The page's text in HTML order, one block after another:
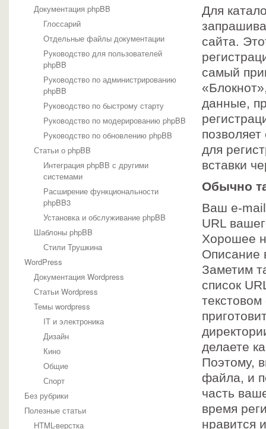
Документация phpBB
Глоссарий
Отдельные файлы документации
Руководство для пользователей
phpBB
Руководство по администрированию
phpBB
Руководство по быстрому старту
Руководство по модерированию phpBB
Руководство по обновлению phpBB
Статьи о phpBB
Интеграция phpBB с другими
системами
Расширение функциональности
phpBB3
Установка и обслуживание phpBB
Шаблоны phpBB
Стили Трушкина
WordPress
Документация Wordpress
Статьи Wordpress
Темы wordpress
IT и электроника
Дизайн
Кино
Общие
Спорт
Без рубрики
Полезные статьи
HTML-верстка
Для
сайта.
самый
данные,
для
вставки
Обычно
Ваш e-
URL
Хорошее
Описание
Заметим
список
делаете
Поэтому,
файла, и
часть
время
нравится